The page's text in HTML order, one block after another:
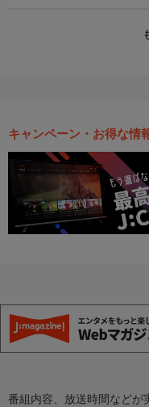
キャンペーン・お得な情
番組内容、放送時間などが